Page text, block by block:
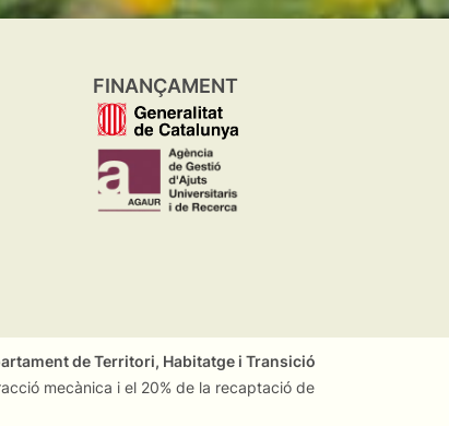
FINANÇAMENT
de Territori, Habitatge i Transició
mecànica i el 20% de la recaptació de